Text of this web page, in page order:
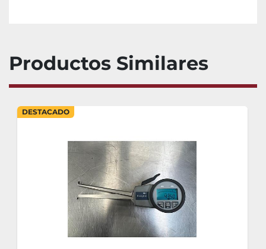
Productos Similares
DESTACADO